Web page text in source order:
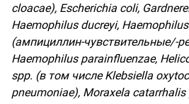
cloacae), Escherichia coli,
Haemophilus ducreyi,
(ампициллин-чувствительные/-
Haemophilus parainfluenzae,
spp. (в том числеKlebsiella
pneumoniae), Moraxela catarrhalis